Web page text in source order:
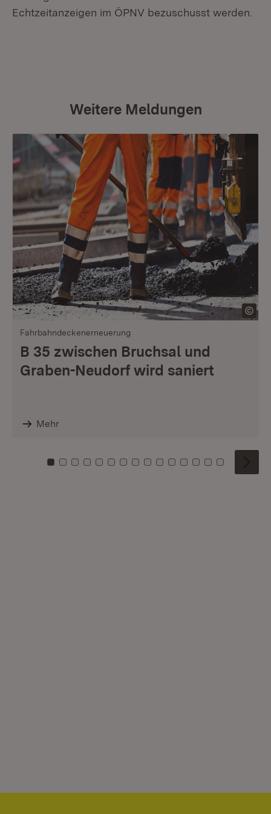
Echtzeitanzeigen im ÖPNV bezuschusst werden.
Weitere Meldungen
Fahrbahndeckenerneuerung
B 35 zwischen Bruchsal und
Graben-Neudorf wird saniert
Mehr
Zu Kachel: 0
Zu Kachel: 1
Zu Kachel: 2
Zu Kachel: 3
Zu Kachel: 4
Zu Kachel: 5
Zu Kachel: 6
Zu Kachel: 7
Zu Kachel: 8
Zu Kachel: 9
Zu Kachel: 10
Zu Kachel: 11
Zu Kachel: 12
Zu Kachel:
Zu